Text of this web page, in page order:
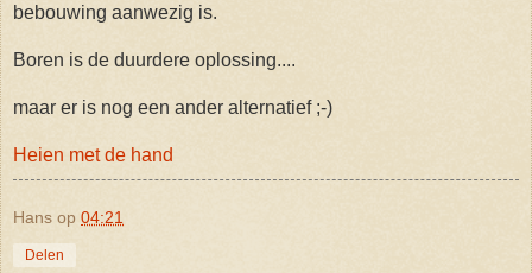
bebouwing aanwezig is.
Boren is de duurdere oplossing....
maar er is nog een ander alternatief ;-)
Heien met de hand
Hans op 04:21
Delen